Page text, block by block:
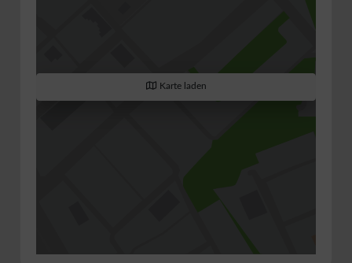
Karte laden